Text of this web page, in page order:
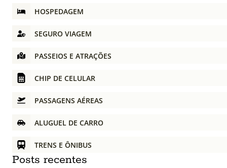
HOSPEDAGEM
SEGURO VIAGEM
PASSEIOS E ATRAÇÕES
CHIP DE CELULAR
PASSAGENS AÉREAS
ALUGUEL DE CARRO
TRENS E ÔNIBUS
Posts recentes